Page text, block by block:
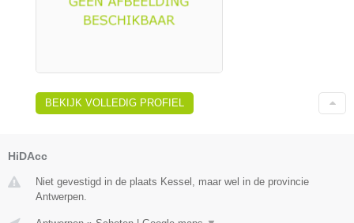
BEKIJK VOLLEDIG PROFIEL
HiDAcc
Niet gevestigd in de plaats Kessel, maar wel in de provincie
Antwerpen.